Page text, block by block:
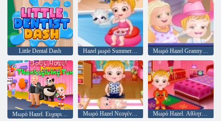
Little Dental Dash Hazel μωρό Summer Fun Μωρό Hazel Granny Σπίτι
Μωρό Hazel. Ευχαριστιών διασκέδαση Μωρό Hazel Νεογέννητο εμβολιασμός